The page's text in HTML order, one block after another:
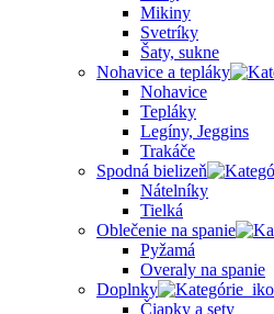
Mikiny
Svetríky
Šaty, sukne
Nohavice a tepláky
Nohavice
Tepláky
Legíny, Jeggins
Trakáče
Spodná bielizeň
Nátelníky
Tielká
Oblečenie na spanie
Pyžamá
Overaly na spanie
Doplnky
Čiapky a sety